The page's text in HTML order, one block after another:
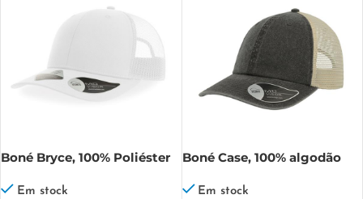
Boné Bryce, 100% Poliéster
Em stock
Boné Case, 100% algodão
Em stock